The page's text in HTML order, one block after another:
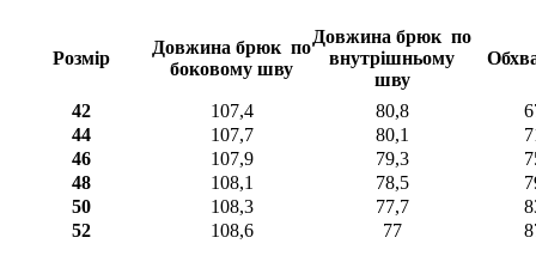
Розмір
Довжина брюк по
боковому шву
Довжина брюк по
внутрішньому
шву
42 107,4 80,8
44
107,7 80,1
46
107,9 79,3
48
108,1 78,5
50
108,3 77,7
52
108,6 77